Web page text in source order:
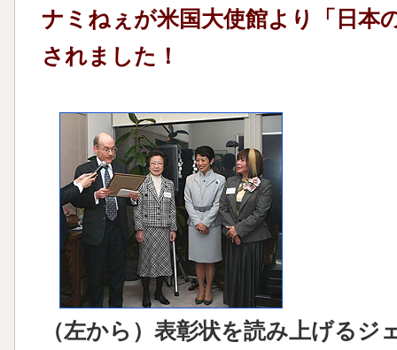
ナミねぇが米国大使館より「日本
されました！
（左から）表彰状を読み上げるジ